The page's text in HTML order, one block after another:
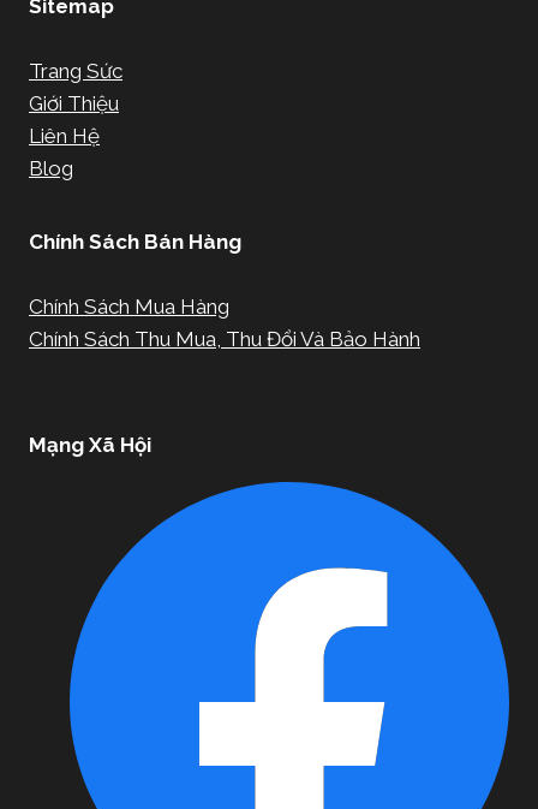
Sitemap
Trang Sức
Giới Thiệu
Liên Hệ
Blog
Chính Sách Bán Hàng
Chính Sách Mua Hàng
Chính Sách Thu Mua, Thu Đổi Và Bảo Hành
Mạng Xã Hội